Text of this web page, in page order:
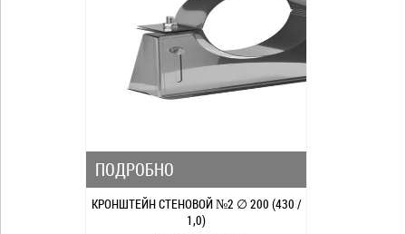
ПОДРОБНО
КРОНШТЕЙН СТЕНОВОЙ №2 ∅ 200 (430 /
1,0)